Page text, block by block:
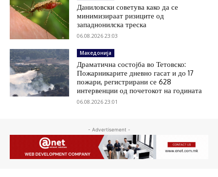
Даниловски советува како да се
минимизираат ризиците од
западнонилска треска
06.08.2026 23:03
Македонија
Драматична состојба во Тетовско:
Пожарникарите дневно гасат и до 17
пожари, регистрирани се 628
интервенции од почетокот на годината
06.08.2026 23:01
- Advertisement -